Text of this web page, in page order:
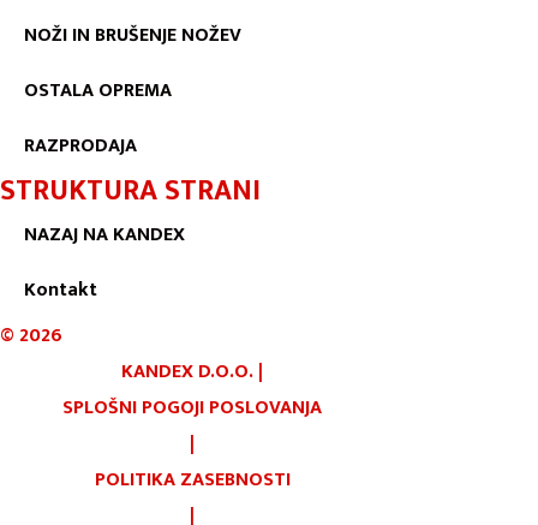
NOŽI IN BRUŠENJE NOŽEV
OSTALA OPREMA
RAZPRODAJA
STRUKTURA STRANI
NAZAJ NA KANDEX
Kontakt
©2026
KANDEX D.O.O.|
SPLOŠNI POGOJI POSLOVANJA
|
POLITIKA ZASEBNOSTI
|